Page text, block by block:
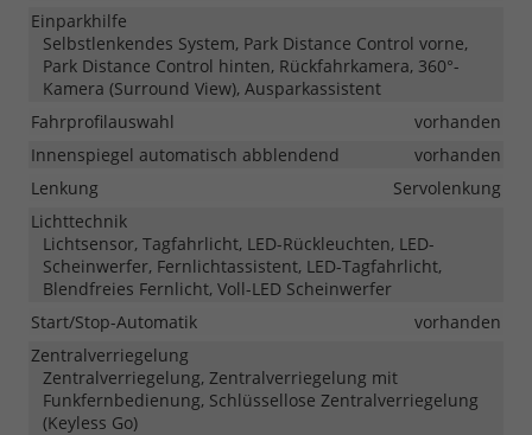
Einparkhilfe
Selbstlenkendes System, Park Distance Control vorne,
Park Distance Control hinten, Rückfahrkamera, 360°-
Kamera (Surround View), Ausparkassistent
Fahrprofilauswahl
vorhanden
Innenspiegel automatisch abblendend
vorhanden
Lenkung
Servolenkung
Lichttechnik
Lichtsensor, Tagfahrlicht, LED-Rückleuchten, LED-
Scheinwerfer, Fernlichtassistent, LED-Tagfahrlicht,
Blendfreies Fernlicht, Voll-LED Scheinwerfer
Start/Stop-Automatik
vorhanden
Zentralverriegelung
Zentralverriegelung, Zentralverriegelung mit
Funkfernbedienung, Schlüssellose Zentralverriegelung
(Keyless Go)